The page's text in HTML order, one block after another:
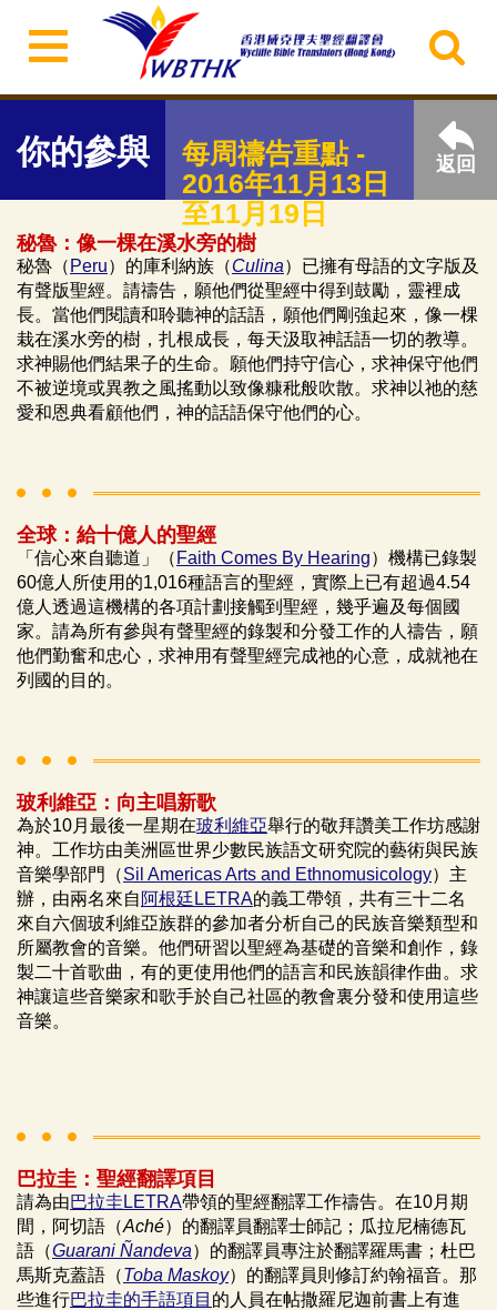
你的參與
每周禱告重點 -
2016年11月13日
至11月19日
返回
秘魯：像一棵在溪水旁的樹
秘魯（ Peru）的庫利納族（Culina）已擁有母語的文字版及
有聲版聖經。請禱告，願他們從聖經中得到鼓勵，靈裡成
長。當他們閱讀和聆聽神的話語，願他們剛強起來，像一棵
栽在溪水旁的樹，扎根成長，每天汲取神話語一切的教導。
求神賜他們結果子的生命。願他們持守信心，求神保守他們
不被逆境或異教之風搖動以致像糠秕般吹散。求神以祂的慈
愛和恩典看顧他們，神的話語保守他們的心。
全球：給十億人的聖經
「信心來自聽道」（ Faith Comes By Hearing）機構已錄製
60億人所使用的1,016種語言的聖經，實際上已有超過4.54
億人透過這機構的各項計劃接觸到聖經，幾乎遍及每個國
家。請為所有參與有聲聖經的錄製和分發工作的人禱告，願
他們勤奮和忠心，求神用有聲聖經完成祂的心意，成就祂在
列國的目的。
玻利維亞：向主唱新歌
為於10月最後一星期在玻利維亞舉行的敬拜讚美工作坊感謝
神。工作坊由美洲區世界少數民族語文研究院的藝術與民族
音樂學部門（Sil Americas Arts and Ethnomusicology）主
辦，由兩名來自 阿根廷LETRA的義工帶領，共有三十二名
來自六個玻利維亞族群的參加者分析自己的民族音樂類型和
所屬教會的音樂。他們研習以聖經為基礎的音樂和創作，錄
製二十首歌曲，有的更使用他們的語言和民族韻律作曲。求
神讓這些音樂家和歌手於自己社區的教會裏分發和使用這些
音樂。
巴拉圭：聖經翻譯項目
請為由巴拉圭LETRA帶領的聖經翻譯工作禱告。在10月期
間，阿切語（Aché）的翻譯員翻譯士師記；瓜拉尼楠德瓦
語（Guarani Ñandeva）的翻譯員專注於翻譯羅馬書；杜巴
馬斯克蓋語（Toba Maskoy）的翻譯員則修訂約翰福音。那
些進行巴拉圭的手語項目 的人員在帖撒羅尼迦前書上有進